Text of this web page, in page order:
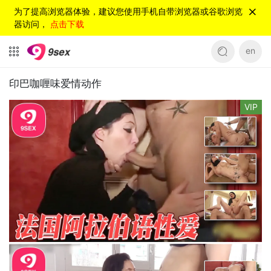
为了提高浏览器体验，建议您使用手机自带浏览器或谷歌浏览
器访问， 点击下载
en
印巴咖喱味爱情动作
VIP